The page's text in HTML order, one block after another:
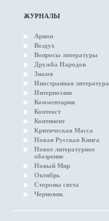
ЖУРНАЛЫ
Арион
Воздух
Вопросы литературы
Дружба Народов
Знамя
Иностранная литература
Интерпоэзия
Комментарии
Контекст
Континент
Критическая Масса
Новая Русская Книга
Новое литературное
обозрение
Новый Мир
Октябрь
Стороны света
Черновик